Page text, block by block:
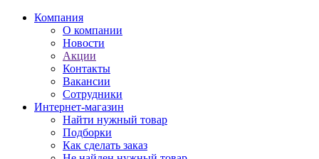
Компания
О компании
Новости
Акции
Контакты
Вакансии
Сотрудники
Интернет-магазин
Найти нужный товар
Подборки
Как сделать заказ